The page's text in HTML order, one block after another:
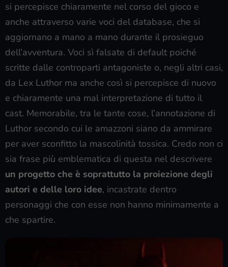
si percepisce chiaramente nel corso del gioco e
anche attraverso varie voci del database, che si
aggiornano a mano a mano durante il prosieguo
dell’avventura. Voci sì falsate di default poiché
scritte dalle controparti antagoniste o, negli altri casi,
da Lex Luthor ma anche così si percepisce di nuovo
e chiaramente una mal interpretazione di tutto il
cast. Memorabile, tra le tante cose, l’annotazione di
Luthor secondo cui le amazzoni siano da ammirare
per aver sconfitto la mascolinità tossica. Credo non ci
sia frase più emblematica di questa nel descrivere
un progetto che è soprattutto la proiezione degli
autori e delle loro idee, incastrate dentro
personaggi che con esse non hanno minimamente a
che spartire.